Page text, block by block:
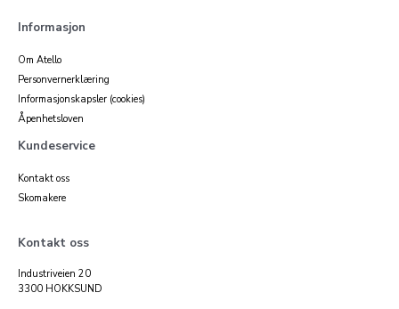
Informasjon
Om Atello
Personvernerklæring
Informasjonskapsler (cookies)
Åpenhetsloven
Kundeservice
Kontakt oss
Skomakere
Kontakt oss
Industriveien 20
3300 HOKKSUND